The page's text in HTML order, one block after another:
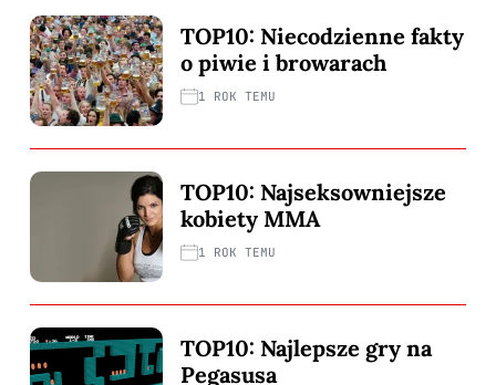
TOP10: Niecodzienne fakty
o piwie i browarach
1 ROK TEMU
TOP10: Najseksowniejsze
kobiety MMA
1 ROK TEMU
TOP10: Najlepsze gry na
Pegasusa